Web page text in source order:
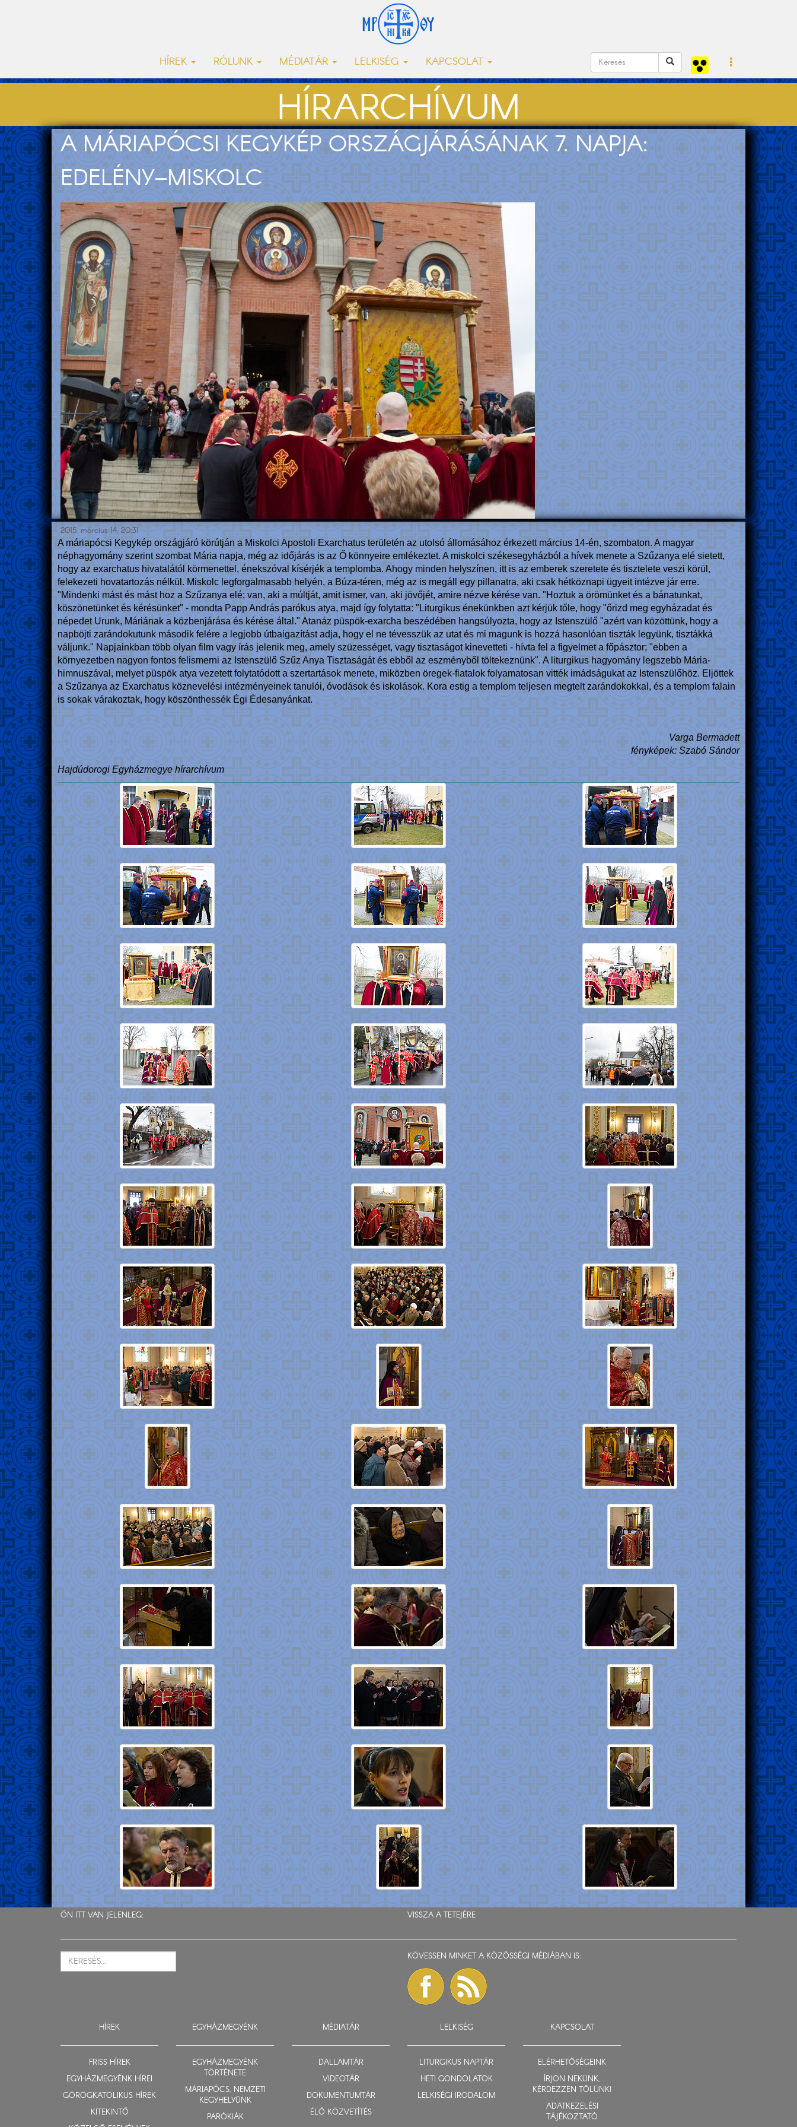
HÍREK RÓLUNK MÉDIATÁR LELKISÉG KAPCSOLAT
HÍRARCHÍVUM
A MÁRIAPÓCSI KEGYKÉP ORSZÁGJÁRÁSÁNAK 7. NAPJA:
EDELÉNY–MISKOLC
2015. március 14. 20:31
A máriapócsi Kegykép országjáró körútján a Miskolci Apostoli Exarchatus területén az utolsó állomásához érkezett március 14-én, szombaton. A magyar
néphagyomány szerint szombat Mária napja, még az időjárás is az Ő könnyeire emlékeztet. A miskolci székesegyházból a hívek menete a Szűzanya elé sietett,
hogy az exarchatus hivatalától körmenettel, énekszóval kísérjék a templomba. Ahogy minden helyszínen, itt is az emberek szeretete és tisztelete veszi körül,
felekezeti hovatartozás nélkül. Miskolc legforgalmasabb helyén, a Búza-téren, még az is megáll egy pillanatra, aki csak hétköznapi ügyeit intézve jár erre.
"Mindenki mást és mást hoz a Szűzanya elé; van, aki a múltját, amit ismer, van, aki jövőjét, amire nézve kérése van. "Hoztuk a örömünket és a bánatunkat,
köszönetünket és kérésünket" - mondta Papp András parókus atya, majd így folytatta: "Liturgikus énekünkben azt kérjük tőle, hogy "őrizd meg egyházadat és
népedet Urunk, Máriának a közbenjárása és kérése által." Atanáz püspök-exarcha beszédében hangsúlyozta, hogy az Istenszülő "azért van közöttünk, hogy a
napböjti zarándokutunk második felére a legjobb útbaigazítást adja, hogy el ne tévesszük az utat és mi magunk is hozzá hasonlóan tiszták legyünk, tisztákká
váljunk." Napjainkban több olyan film vagy írás jelenik meg, amely szüzességet, vagy tisztaságot kinevetteti - hívta fel a figyelmet a főpásztor; "ebben a
környezetben nagyon fontos felismerni az Istenszülő Szűz Anya Tisztaságát és ebből az eszményből töltekeznünk". A liturgikus hagyomány legszebb Mária-
himnuszával, melyet püspök atya vezetett folytatódott a szertartások menete, miközben öregek-fiatalok folyamatosan vitték imádságukat az Istenszülőhöz. Eljöttek
a Szűzanya az Exarchatus köznevelési intézményeinek tanulói, óvodások és iskolások. Kora estig a templom teljesen megtelt zarándokokkal, és a templom falain
is sokak várakoztak, hogy köszönthessék Égi Édesanyánkat.
Varga Bermadett
fényképek: Szabó Sándor
Hajdúdorogi Egyházmegye hírarchívum
ÖN ITT VAN JELENLEG: VISSZA A TETEJÉRE
KÖVESSEN MINKET A KÖZÖSSÉGI MÉDIÁBAN IS:
HÍREK
FRISS HÍREK
EGYHÁZMEGYÉNK HÍREI
GÖRÖGKATOLIKUS HÍREK
KITEKINTŐ
EGYHÁZMEGYÉNK
EGYHÁZMEGYÉNK
TÖRTÉNETE
MÁRIAPÓCS, NEMZETI
KEGYHELYÜNK
PARÓKIÁK
MÉDIATÁR
DALLAMTÁR
VIDEOTÁR
DOKUMENTUMTÁR
ÉLŐ KÖZVETÍTÉS
LELKISÉG
LITURGIKUS NAPTÁR
HETI GONDOLATOK
LELKISÉGI IRODALOM
KAPCSOLAT
ELÉRHETŐSÉGEINK
ÍRJON NEKÜNK,
KÉRDEZZEN TŐLÜNK!
ADATKEZELÉSI
TÁJÉKOZTATÓ